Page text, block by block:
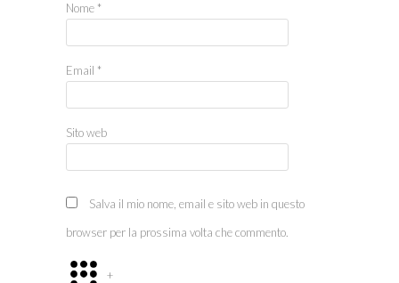
Nome *
Email *
Sito web
Salva il mio nome, email e sito web in questo
browser per la prossima volta che commento.
+